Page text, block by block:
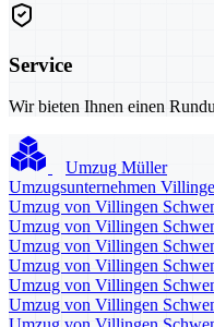
Service
Wir bieten Ihnen einen
Umzug Müller
Umzugsunternehmen
Umzug von Villingen
Umzug von Villingen
Umzug von Villingen
Umzug von Villingen
Umzug von Villingen
Umzug von Villingen